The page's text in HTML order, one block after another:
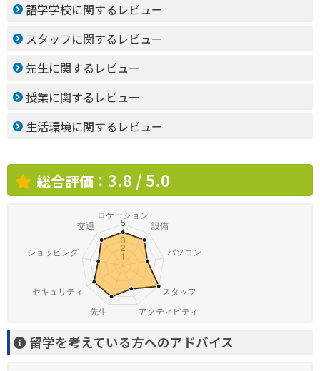
語学学校に関するレビュー
スタッフに関するレビュー
先生に関するレビュー
授業に関するレビュー
生活環境に関するレビュー
総合評価： 3.8 / 5.0
留学を考えている方へのアドバイス